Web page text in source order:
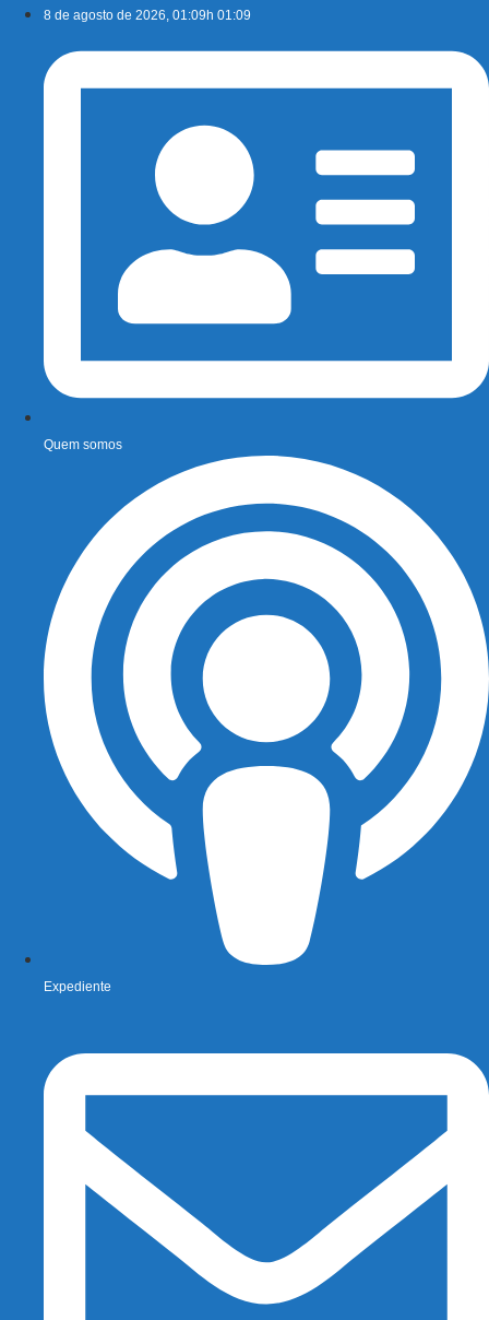
conteúdo
8 de agosto de 2026, 01:09h 01:09
Quem somos
Expediente